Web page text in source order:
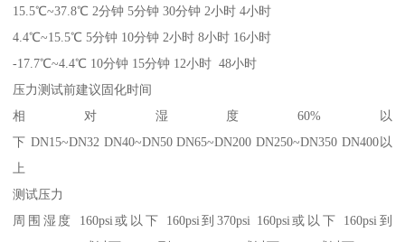
15.5℃~37.8℃ 2分钟 5分钟 30分钟 2小时 4小时
4.4℃~15.5℃ 5分钟 10分钟 2小时 8小时 16小时
-17.7℃~4.4℃ 10分钟 15分钟 12小时 48小时
压力测试前建议固化时间
相对湿度60%以
下 DN15~DN32 DN40~DN50 DN65~DN200 DN250~DN350 DN400以
上
测试压力
周围湿度 160psi或以下 160psi到370psi 160psi或以下 160psi到